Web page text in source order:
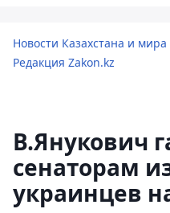
Новости Казахстана и мира
Редакция Zakon.kz
В.Янукович
сенаторам
украинцев